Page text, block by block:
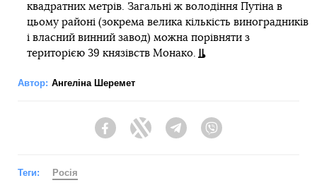
квадратних метрів. Загальні ж володіння Путіна в
цьому районі (зокрема велика кількість виноградників
і власний винний завод) можна порівняти з
територією 39 князівств Монако.
Автор: Ангеліна Шеремет
FacebookTwitter Telegram
Теги: Росія